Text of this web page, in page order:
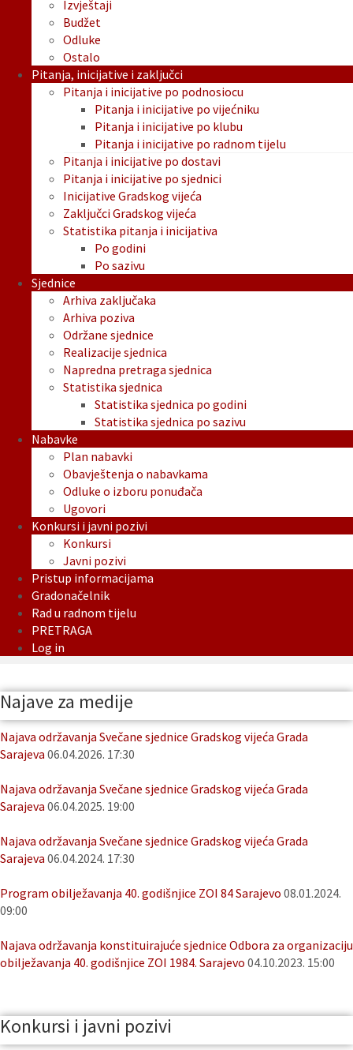
Izvještaji
Budžet
Odluke
Ostalo
Pitanja, inicijative i zaključci
Pitanja i inicijative po podnosiocu
Pitanja i inicijative po vijećniku
Pitanja i inicijative po klubu
Pitanja i inicijative po radnom tijelu
Pitanja i inicijative po dostavi
Pitanja i inicijative po sjednici
Inicijative Gradskog vijeća
Zaključci Gradskog vijeća
Statistika pitanja i inicijativa
Po godini
Po sazivu
Sjednice
Arhiva zaključaka
Arhiva poziva
Održane sjednice
Realizacije sjednica
Napredna pretraga sjednica
Statistika sjednica
Statistika sjednica po godini
Statistika sjednica po sazivu
Nabavke
Plan nabavki
Obavještenja o nabavkama
Odluke o izboru ponuđača
Ugovori
Konkursi i javni pozivi
Konkursi
Javni pozivi
Pristup informacijama
Gradonačelnik
Rad u radnom tijelu
PRETRAGA
Log in
Najave za medije
Najava održavanja Svečane sjednice Gradskog vijeća Grada
Sarajeva 06.04.2026. 17:30
Najava održavanja Svečane sjednice Gradskog vijeća Grada
Sarajeva 06.04.2025. 19:00
Najava održavanja Svečane sjednice Gradskog vijeća Grada
Sarajeva 06.04.2024. 17:30
Program obilježavanja 40. godišnjice ZOI 84 Sarajevo 08.01.2024.
09:00
Najava održavanja konstituirajuće sjednice Odbora za organizaciju
obilježavanja 40. godišnjice ZOI 1984. Sarajevo 04.10.2023. 15:00
Konkursi i javni pozivi